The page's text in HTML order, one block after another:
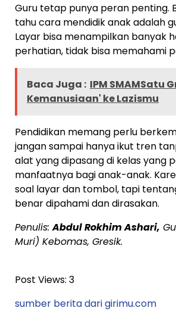
Guru tetap punya peran penting.
tahu cara mendidik anak adalah
Layar bisa menampilkan banyak
perhatian, tidak bisa memahami
Baca Juga : IPM SMAMSatu
Kemanusiaan' ke Lazismu
Pendidikan memang perlu
jangan sampai hanya ikut tren
alat yang dipasang di kelas yang
manfaatnya bagi anak-anak.
soal layar dan tombol, tapi
benar dipahami dan dirasakan.
Penulis:Abdul Rokhim Ashari,
Muri) Kebomas, Gresik.
Post Views: 3
sumber berita dari girimu.com